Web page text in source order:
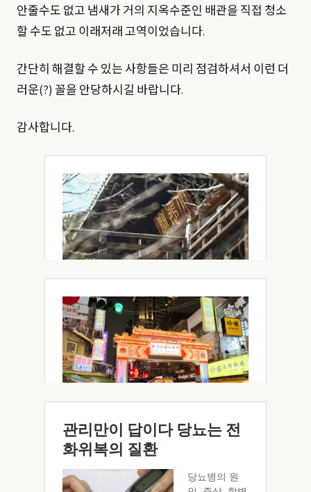
안줄수도 없고 냄새가 거의 지옥수준인 배관을 직접 청소
할 수도 없고 이래저래 고역이었습니다.
간단히 해결할 수 있는 사항들은 미리 점검하셔서 이런 더
러운(?) 꼴을 안당하시길 바랍니다.
감사합니다.